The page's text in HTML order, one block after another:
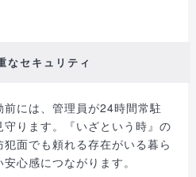
セキュリティ
には、管理員が24時間常駐
ります。『いざという時』の
面でも頼れる存在がいる暮ら
心感につながります。